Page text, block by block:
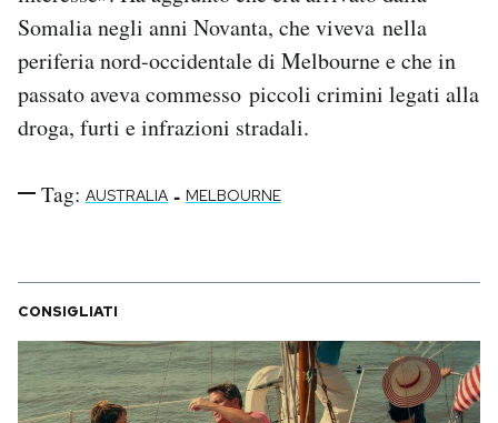
Somalia negli anni Novanta, che viveva nella
periferia nord-occidentale di Melbourne e che in
passato aveva commesso piccoli crimini legati alla
droga, furti e infrazioni stradali.
Tag: AUSTRALIA - MELBOURNE
CONSIGLIATI